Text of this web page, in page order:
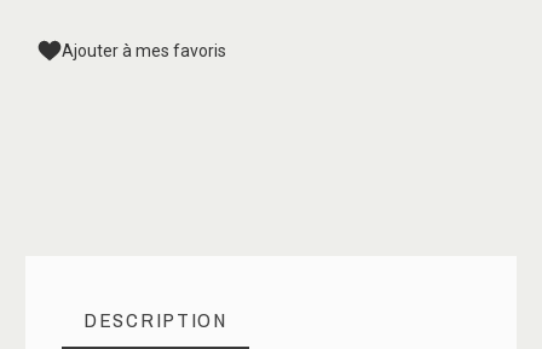
Ajouter à mes favoris
DESCRIPTION